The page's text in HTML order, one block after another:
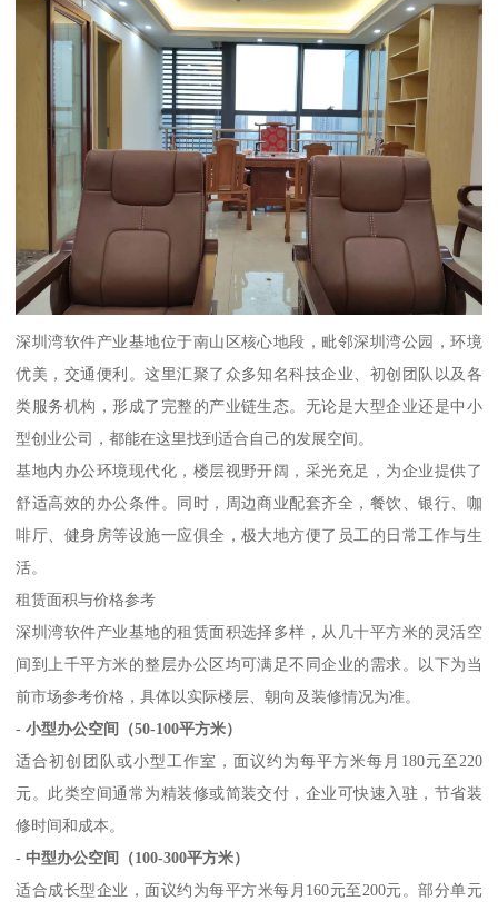
深圳湾软件产业基地位于南山区核心地段，毗邻深圳湾公园，环境
优美，交通便利。这里汇聚了众多知名科技企业、初创团队以及各
类服务机构，形成了完整的产业链生态。无论是大型企业还是中小
型创业公司，都能在这里找到适合自己的发展空间。
基地内办公环境现代化，楼层视野开阔，采光充足，为企业提供了
舒适高效的办公条件。同时，周边商业配套齐全，餐饮、银行、咖
啡厅、健身房等设施一应俱全，极大地方便了员工的日常工作与生
活。
租赁面积与价格参考
深圳湾软件产业基地的租赁面积选择多样，从几十平方米的灵活空
间到上千平方米的整层办公区均可满足不同企业的需求。以下为当
前市场参考价格，具体以实际楼层、朝向及装修情况为准。
-小型办公空间（50-100平方米）
适合初创团队或小型工作室，面议约为每平方米每月180元至220
元。此类空间通常为精装修或简装交付，企业可快速入驻，节省装
修时间和成本。
-中型办公空间（100-300平方米）
适合成长型企业，面议约为每平方米每月160元至200元。部分单元